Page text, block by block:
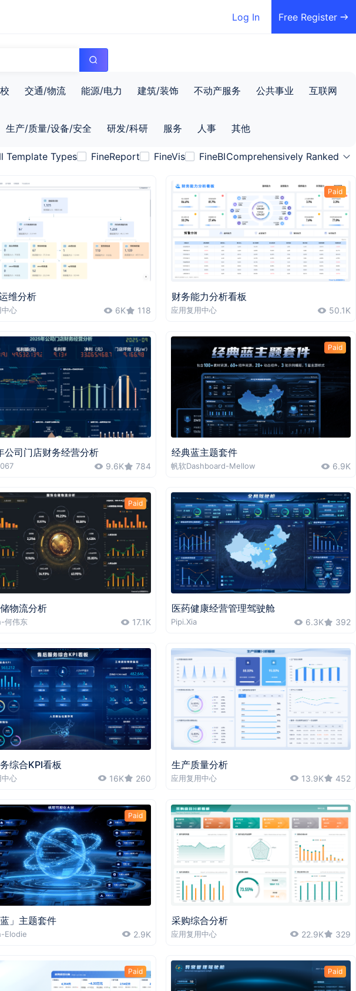
Log In Free Register
交通/物流 能源/电力 建筑/装饰 不动产服务 公共事业
互联网
生产/质量/设备/安全 研发/科研 服务 人事 其他
Template Types FineReport FineVis FineBIComprehensively Ranked
维分析
中心 6K 118
Paid
财务能力分析看板
应用复用中心 50.1K
公司门店财务经营分析
9.6K 784
Paid
经典蓝主题套件
帆软Dashboard-Mellow 6.9K
Paid
物流分析
何伟东 17.1K
医药健康经营管理驾驶舱
Pipi.Xia 6.3K 392
综合KPI看板
中心 16K 260
生产质量分析
应用复用中心 13.9K 452
Paid
蓝」主题套件
Elodie 2.9K
采购综合分析
应用复用中心 22.9K 329
Paid Paid